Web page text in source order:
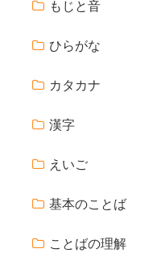
もじと音
ひらがな
カタカナ
漢字
えいご
基本のことば
ことばの理解